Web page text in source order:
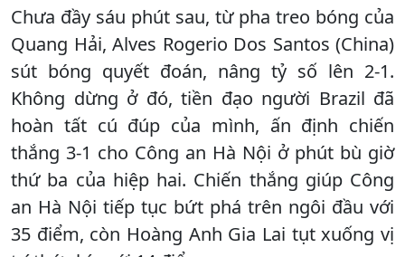
Chưa đầy sáu phút sau, từ pha treo bóng của
Quang Hải, Alves Rogerio Dos Santos (China)
sút bóng quyết đoán, nâng tỷ số lên 2-1.
Không dừng ở đó, tiền đạo người Brazil đã
hoàn tất cú đúp của mình, ấn định chiến
thắng 3-1 cho Công an Hà Nội ở phút bù giờ
thứ ba của hiệp hai. Chiến thắng giúp Công
an Hà Nội tiếp tục bứt phá trên ngôi đầu với
35 điểm, còn Hoàng Anh Gia Lai tụt xuống vị